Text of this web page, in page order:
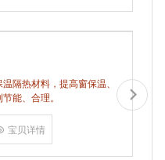
隔热材料，提高窗保温、
能、合理。
宝贝详情